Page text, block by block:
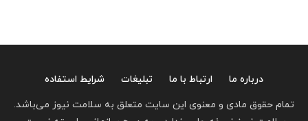
درباره ما ارتباط با ما تبلیغات
شرایط استفاده
تمام حقوق مادی و معنوی این سایت متعلق به سلامت نیوز می‌باشد.